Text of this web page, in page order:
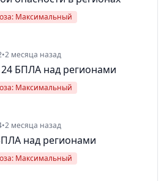
Максимальный
•2 месяца назад
БПЛА над регионами
Максимальный
•2 месяца назад
над регионами
Максимальный